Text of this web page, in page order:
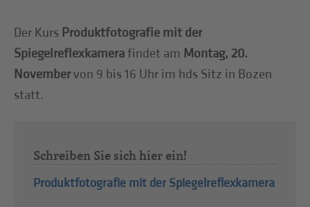
Der Kurs Produktfotografie mit der
Spiegelreflexkamerafindet am Montag, 20.
Novembervon 9 bis 16 Uhr im hds Sitz in Bozen
statt.
Schreiben Sie sich hier ein!
Produktfotografie mit der Spiegelreflexkamera